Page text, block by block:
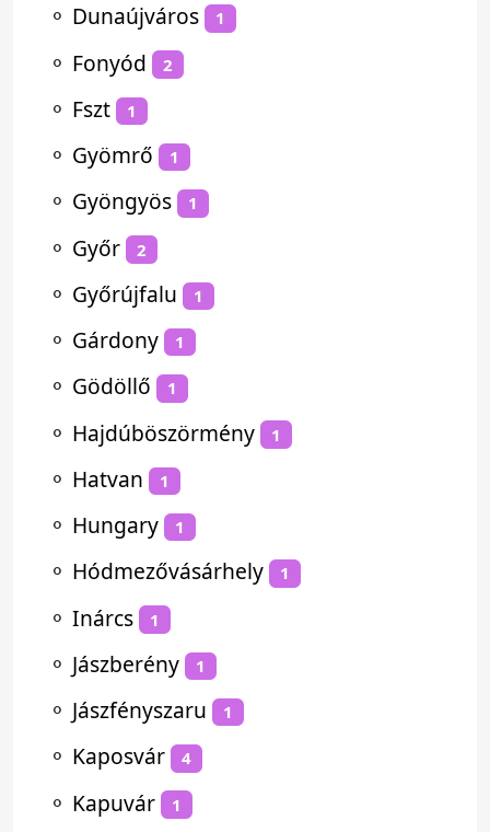
⚬ Dunaújváros 1
⚬ Fonyód 2
⚬ Fszt 1
⚬ Gyömrő 1
⚬ Gyöngyös 1
⚬ Győr 2
⚬ Győrújfalu 1
⚬ Gárdony 1
⚬ Gödöllő 1
⚬ Hajdúböszörmény 1
⚬ Hatvan 1
⚬ Hungary 1
⚬ Hódmezővásárhely 1
⚬ Inárcs 1
⚬ Jászberény 1
⚬ Jászfényszaru 1
⚬ Kaposvár 4
⚬ Kapuvár 1